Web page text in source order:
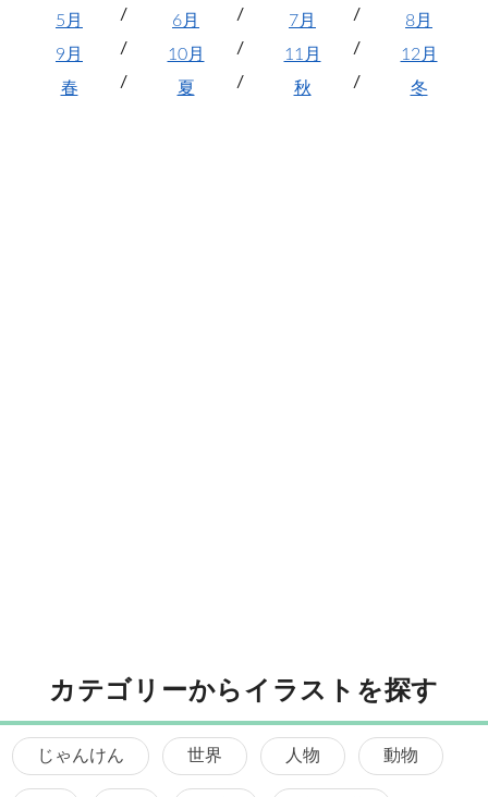
5月
6月 7月
8月
9月
10月 11月
12月
春
夏 秋 冬
カテゴリーからイラストを探す
じゃんけん 世界 人物 動物